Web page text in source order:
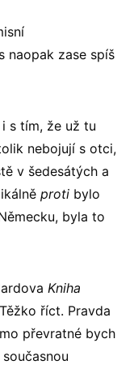
naopak zase spíš
s tím, že už tu
nebojují s otci,
v šedesátých a
proti bylo
byla to
Kniha
říct. Pravda
převratné bych